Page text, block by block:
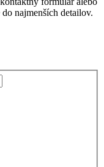
najmenších detailov.